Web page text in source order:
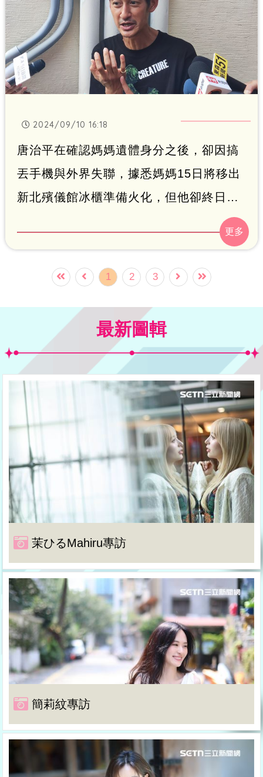
2024/09/10 16:18
唐治平在確認媽媽遺體身分之後，卻因搞
丟手機與外界失聯，據悉媽媽15日將移出
新北殯儀館冰櫃準備火化，但他卻終日在
台北市清真寺附近遊蕩、居無定所，如今
有媒體找到他，受訪時被問到母親火化
日，他說：「我真的搞不清楚。」
1 2 3
最新圖輯
茉ひるMahiru專訪
簡莉紋專訪